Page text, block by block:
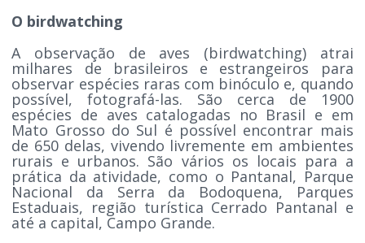
O birdwatching
A observação de aves (birdwatching) atrai
milhares de brasileiros e estrangeiros para
observar espécies raras com binóculo e, quando
possível, fotografá-las. São cerca de 1900
espécies de aves catalogadas no Brasil e em
Mato Grosso do Sul é possível encontrar mais
de 650 delas, vivendo livremente em ambientes
rurais e urbanos. São vários os locais para a
prática da atividade, como o Pantanal, Parque
Nacional da Serra da Bodoquena, Parques
Estaduais, região turística Cerrado Pantanal e
até a capital, Campo Grande.